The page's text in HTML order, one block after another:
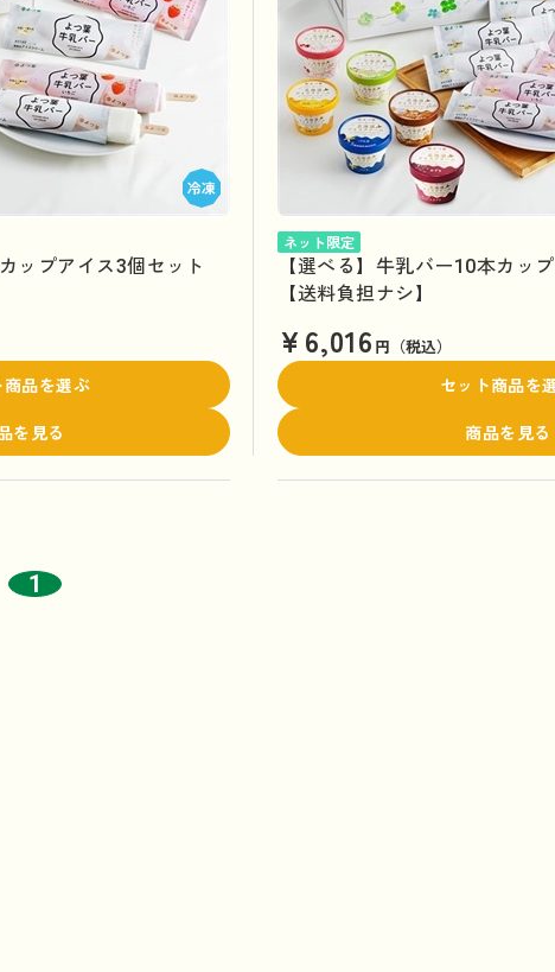
ップアイス3個セット
商品を選ぶ
を見る
ネット限定
【選べる】牛乳バー10本カッ
【送料負担ナシ】
¥6,016 円（税込）
セット商品を
商品を見る
1